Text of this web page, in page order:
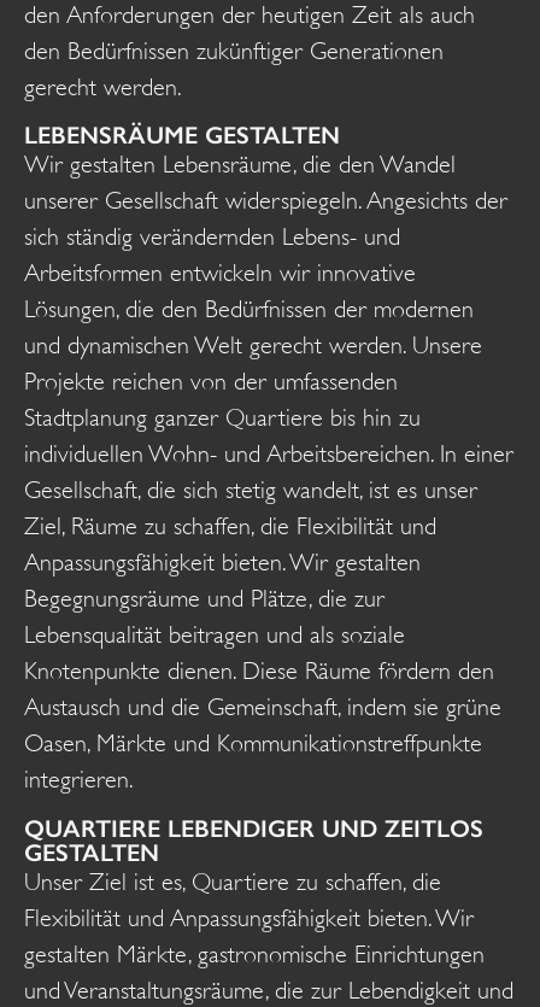
den Anforderungen der heutigen Zeit als auch
den Bedürfnissen zukünftiger Generationen
gerecht werden.
LEBENSRÄUME GESTALTEN
Wir gestalten Lebensräume, die den Wandel
unserer Gesellschaft widerspiegeln. Angesichts der
sich ständig verändernden Lebens- und
Arbeitsformen entwickeln wir innovative
Lösungen, die den Bedürfnissen der modernen
und dynamischen Welt gerecht werden. Unsere
Projekte reichen von der umfassenden
Stadtplanung ganzer Quartiere bis hin zu
individuellen Wohn- und Arbeitsbereichen. In einer
Gesellschaft, die sich stetig wandelt, ist es unser
Ziel, Räume zu schaffen, die Flexibilität und
Anpassungsfähigkeit bieten. Wir gestalten
Begegnungsräume und Plätze, die zur
Lebensqualität beitragen und als soziale
Knotenpunkte dienen. Diese Räume fördern den
Austausch und die Gemeinschaft, indem sie grüne
Oasen, Märkte und Kommunikationstreffpunkte
integrieren.
QUARTIERE LEBENDIGER UND ZEITLOS
GESTALTEN
Unser Ziel ist es, Quartiere zu schaffen, die
Flexibilität und Anpassungsfähigkeit bieten. Wir
gestalten Märkte, gastronomische Einrichtungen
und Veranstaltungsräume, die zur Lebendigkeit und